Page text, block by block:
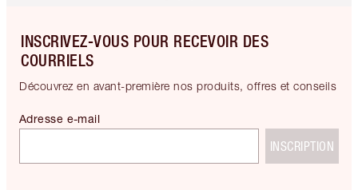
INSCRIVEZ-VOUS POUR RECEVOIR DES
COURRIELS
Découvrez en avant-première nos produits, offres et conseils
Adresse e-mail
INSCRIPTION